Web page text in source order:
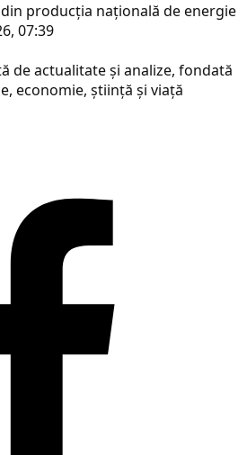
producția națională de energie
07:39
de actualitate și analize, fondată
economie, știință și viață